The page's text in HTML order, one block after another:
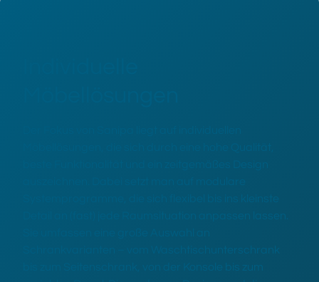
Schrankvarianten – vom Waschtischunterschrank
bis zum Seitenschrank, von der Konsole bis zum